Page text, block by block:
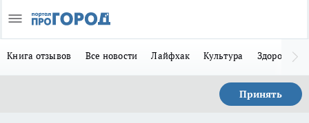
Книга отзывов Все новости Лайфхак Культура Здоровье
Принять